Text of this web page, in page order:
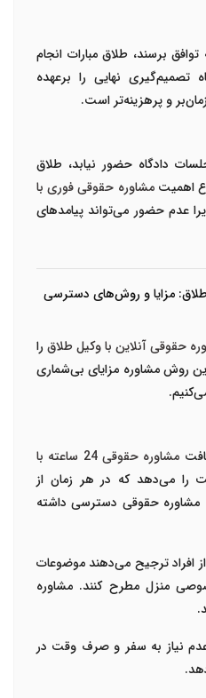
برسند، طلاق مبارات انجام
تصمیم‌گیری نهایی را برعهده
و پرهزینه‌تر است.
دادگاه حضور نیابد، طلاق
اهمیتمشاوره حقوقی فوری با
عدم حضور می‌تواند پیامدهای
مزایا و روش‌های دسترسی
حقوقی آنلاین با وکیل طلاقرا
روش مشاوره مزایای بی‌شماری
مشاوره حقوقی 24 ساعته با
را می‌دهد که در هر زمان از
مشاوره حقوقی دسترسی داشته
افراد ترجیح می‌دهند موضوعات
منزل مطرح کنند. مشاوره
نیاز به سفر و صرف وقت در